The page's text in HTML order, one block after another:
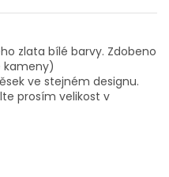
zlata bílé barvy. Zdobeno
kameny)
ve stejném designu.
prosím velikost v